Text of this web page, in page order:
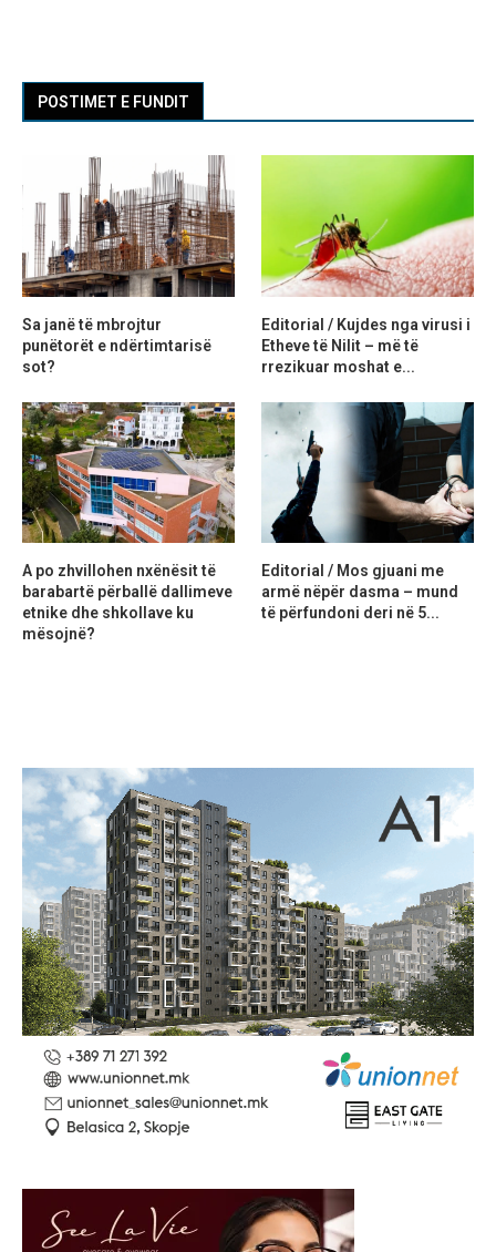
POSTIMET E FUNDIT
Sa janë të mbrojtur
punëtorët e ndërtimtarisë
sot?
Editorial / Kujdes nga virusi i
Etheve të Nilit – më të
rrezikuar moshat e...
A po zhvillohen nxënësit të
barabartë përballë dallimeve
etnike dhe shkollave ku
mësojnë?
Editorial / Mos gjuani me
armë nëpër dasma – mund
të përfundoni deri në 5...